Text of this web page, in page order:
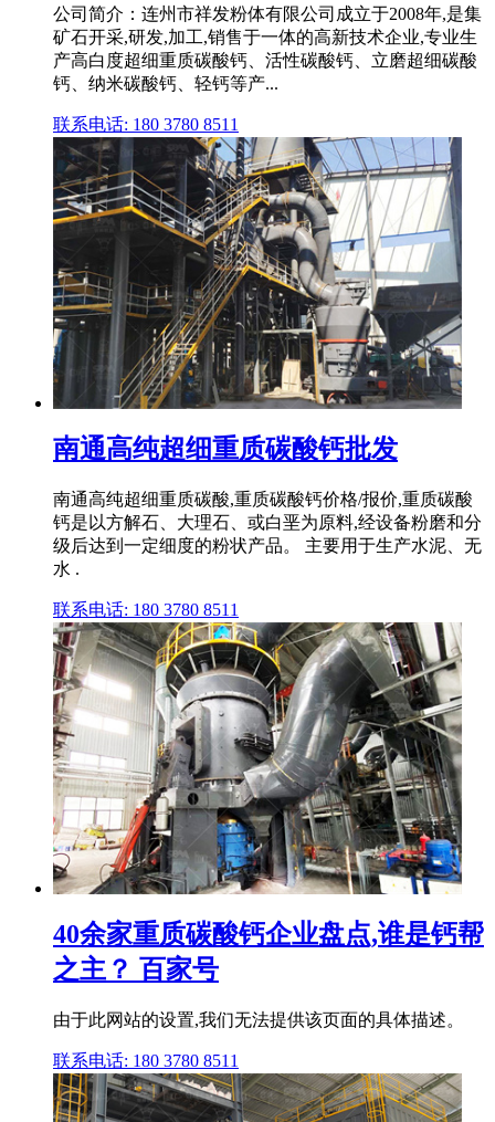
公司简介：连州市祥发粉体有限公司成立于2008年,是集
矿石开采,研发,加工,销售于一体的高新技术企业,专业生
产高白度超细重质碳酸钙、活性碳酸钙、立磨超细碳酸
钙、纳米碳酸钙、轻钙等产...
联系电话: 180 3780 8511
南通高纯超细重质碳酸钙批发
南通高纯超细重质碳酸,重质碳酸钙价格/报价,重质碳酸
钙是以方解石、大理石、或白垩为原料,经设备粉磨和分
级后达到一定细度的粉状产品。 主要用于生产水泥、无
水 .
联系电话: 180 3780 8511
40余家重质碳酸钙企业盘点,谁是钙帮
之主？ 百家号
由于此网站的设置,我们无法提供该页面的具体描述。
联系电话: 180 3780 8511